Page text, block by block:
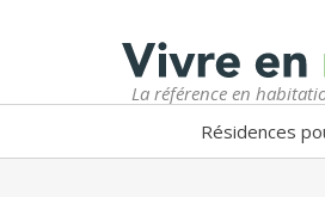
La référence en
Résidences